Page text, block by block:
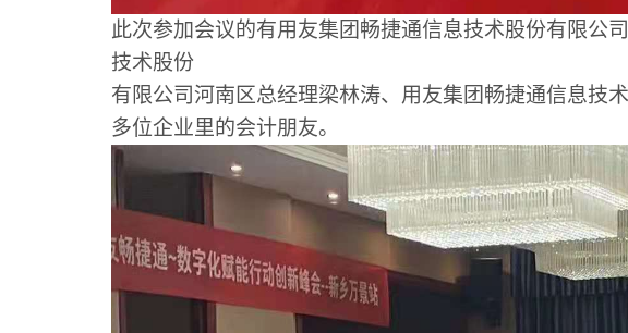
此次参加会议的有用友集团畅捷通信息技术股份有限公
技术股份
有限公司河南区总经理梁林涛、用友集团畅捷通信息技
多位企业里的会计朋友。